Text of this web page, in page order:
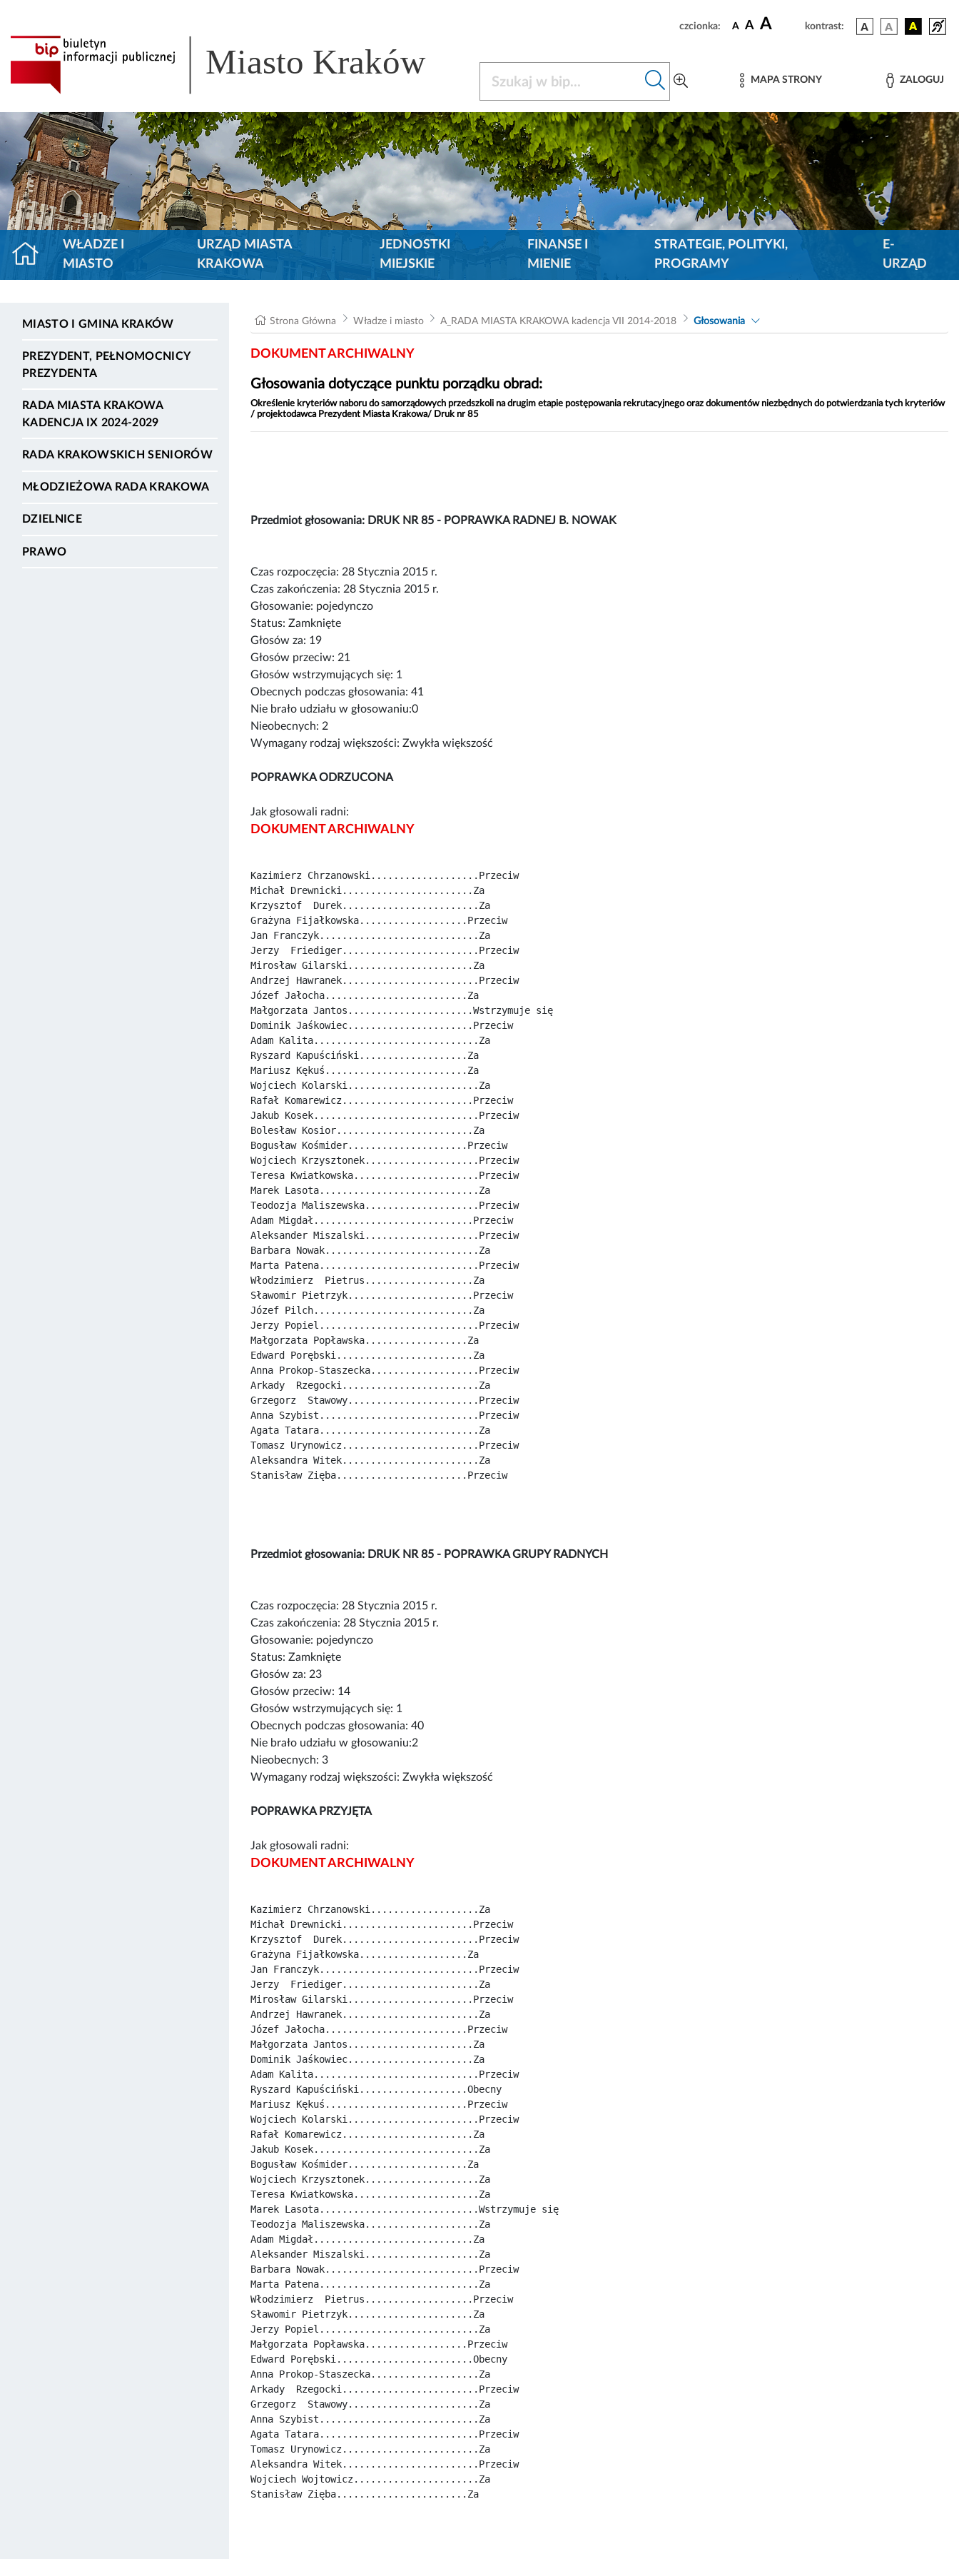
czcionka: A A A kontrast:
Miasto Kraków MAPA STRONY ZALOGUJ
WŁADZE I
MIASTO
URZĄD MIASTA
KRAKOWA
JEDNOSTKI
MIEJSKIE
FINANSE I
MIENIE
STRATEGIE, POLITYKI,
PROGRAMY
E-
URZĄD
MIASTO I GMINA KRAKÓW
PREZYDENT, PEŁNOMOCNICY
PREZYDENTA
RADA MIASTA KRAKOWA
KADENCJA IX 2024-2029
RADA KRAKOWSKICH SENIORÓW
MŁODZIEŻOWA RADA KRAKOWA
DZIELNICE
PRAWO
Strona Główna Władze i miasto A_RADA MIASTA KRAKOWA kadencja VII 2014-2018 Głosowania
DOKUMENT ARCHIWALNY
Głosowania dotyczące punktu porządku obrad:
Określenie kryteriów naboru do samorządowych przedszkoli na drugim etapie postępowania rekrutacyjnego oraz dokumentów niezbędnych do potwierdzania tych kryteriów
/ projektodawca Prezydent Miasta Krakowa/ Druk nr 85
Przedmiot głosowania: DRUK NR 85 - POPRAWKA RADNEJ B. NOWAK
Czas rozpoczęcia: 28 Stycznia 2015 r.
Czas zakończenia: 28 Stycznia 2015 r.
Głosowanie: pojedynczo
Status: Zamknięte
Głosów za: 19
Głosów przeciw: 21
Głosów wstrzymujących się: 1
Obecnych podczas głosowania: 41
Nie brało udziału w głosowaniu:0
Nieobecnych: 2
Wymagany rodzaj większości: Zwykła większość
POPRAWKA ODRZUCONA
Jak głosowali radni:
DOKUMENT ARCHIWALNY
Kazimierz Chrzanowski...................Przeciw
Michał Drewnicki.......................Za
Krzysztof  Durek........................Za
Grażyna Fijałkowska...................Przeciw
Jan Franczyk............................Za
Jerzy  Friediger........................Przeciw
Mirosław Gilarski......................Za
Andrzej Hawranek........................Przeciw
Józef Jałocha.........................Za
Małgorzata Jantos......................Wstrzymuje się
Dominik Jaśkowiec......................Przeciw
Adam Kalita.............................Za
Ryszard Kapuściński...................Za
Mariusz Kękuś.........................Za
Wojciech Kolarski.......................Za
Rafał Komarewicz.......................Przeciw
Jakub Kosek.............................Przeciw
Bolesław Kosior........................Za
Bogusław Kośmider.....................Przeciw
Wojciech Krzysztonek....................Przeciw
Teresa Kwiatkowska......................Przeciw
Marek Lasota............................Za
Teodozja Maliszewska....................Przeciw
Adam Migdał............................Przeciw
Aleksander Miszalski....................Przeciw
Barbara Nowak...........................Za
Marta Patena............................Przeciw
Włodzimierz  Pietrus...................Za
Sławomir Pietrzyk......................Przeciw
Józef Pilch............................Za
Jerzy Popiel............................Przeciw
Małgorzata Popławska..................Za
Edward Porębski........................Za
Anna Prokop-Staszecka...................Przeciw
Arkady  Rzegocki........................Za
Grzegorz  Stawowy.......................Przeciw
Anna Szybist............................Przeciw
Agata Tatara............................Za
Tomasz Urynowicz........................Przeciw
Aleksandra Witek........................Za
Stanisław Zięba.......................Przeciw
Przedmiot głosowania: DRUK NR 85 - POPRAWKA GRUPY RADNYCH
Czas rozpoczęcia: 28 Stycznia 2015 r.
Czas zakończenia: 28 Stycznia 2015 r.
Głosowanie: pojedynczo
Status: Zamknięte
Głosów za: 23
Głosów przeciw: 14
Głosów wstrzymujących się: 1
Obecnych podczas głosowania: 40
Nie brało udziału w głosowaniu:2
Nieobecnych: 3
Wymagany rodzaj większości: Zwykła większość
POPRAWKA PRZYJĘTA
Jak głosowali radni:
DOKUMENT ARCHIWALNY
Kazimierz Chrzanowski...................Za
Michał Drewnicki.......................Przeciw
Krzysztof  Durek........................Przeciw
Grażyna Fijałkowska...................Za
Jan Franczyk............................Przeciw
Jerzy  Friediger........................Za
Mirosław Gilarski......................Przeciw
Andrzej Hawranek........................Za
Józef Jałocha.........................Przeciw
Małgorzata Jantos......................Za
Dominik Jaśkowiec......................Za
Adam Kalita.............................Przeciw
Ryszard Kapuściński...................Obecny
Mariusz Kękuś.........................Przeciw
Wojciech Kolarski.......................Przeciw
Rafał Komarewicz.......................Za
Jakub Kosek.............................Za
Bogusław Kośmider.....................Za
Wojciech Krzysztonek....................Za
Teresa Kwiatkowska......................Za
Marek Lasota............................Wstrzymuje się
Teodozja Maliszewska....................Za
Adam Migdał............................Za
Aleksander Miszalski....................Za
Barbara Nowak...........................Przeciw
Marta Patena............................Za
Włodzimierz  Pietrus...................Przeciw
Sławomir Pietrzyk......................Za
Jerzy Popiel............................Za
Małgorzata Popławska..................Przeciw
Edward Porębski........................Obecny
Anna Prokop-Staszecka...................Za
Arkady  Rzegocki........................Przeciw
Grzegorz  Stawowy.......................Za
Anna Szybist............................Za
Agata Tatara............................Przeciw
Tomasz Urynowicz........................Za
Aleksandra Witek........................Przeciw
Wojciech Wojtowicz......................Za
Stanisław Zięba.......................Za